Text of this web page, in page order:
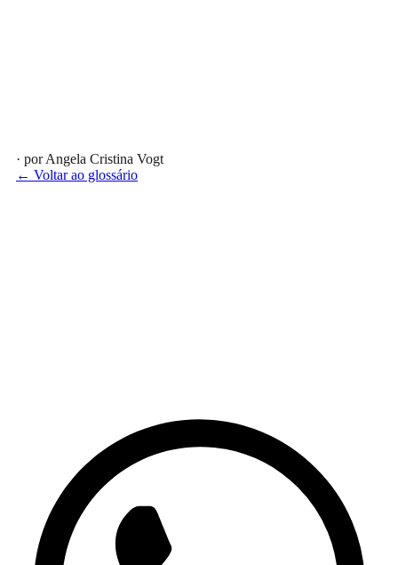
· por Angela Cristina Vogt
← Voltar ao glossário